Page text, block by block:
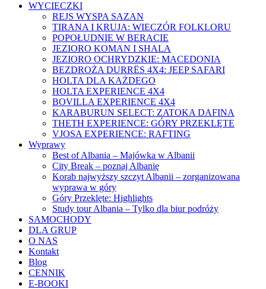
WYCIECZKI
REJS WYSPA SAZAN
TIRANA I KRUJA: WIECZÓR FOLKLORU
POPOŁUDNIE W BERACIE
JEZIORO KOMAN I SHALA
JEZIORO OCHRYDZKIE: MACEDONIA
BEZDROŻA DURRЁS 4X4: JEEP SAFARI
HOLTA DLA KAŻDEGO
HOLTA EXPERIENCE 4X4
BOVILLA EXPERIENCE 4X4
KARABURUN SELECT: ZATOKA DAFINA
THETH EXPERIENCE: GÓRY PRZEKLĘTE
VJOSA EXPERIENCE: RAFTING
Wyprawy
Best of Albania – Majówka w Albanii
City Break – poznaj Albanię
Korab najwyższy szczyt Albanii – zorganizowana
wyprawa w góry
Góry Przeklęte: Highlights
Study tour Albania – Tylko dla biur podróży
SAMOCHODY
DLA GRUP
O NAS
Kontakt
Blog
CENNIK
E-BOOKI